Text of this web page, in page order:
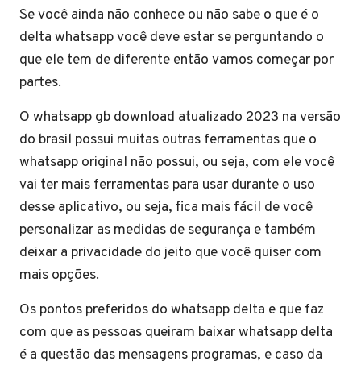
Se você ainda não conhece ou não sabe o que é o
delta whatsapp você deve estar se perguntando o
que ele tem de diferente então vamos começar por
partes.
O whatsapp gb download atualizado 2023 na versão
do brasil possui muitas outras ferramentas que o
whatsapp original não possui, ou seja, com ele você
vai ter mais ferramentas para usar durante o uso
desse aplicativo, ou seja, fica mais fácil de você
personalizar as medidas de segurança e também
deixar a privacidade do jeito que você quiser com
mais opções.
Os pontos preferidos do whatsapp delta e que faz
com que as pessoas queiram baixar whatsapp delta
é a questão das mensagens programas, e caso da